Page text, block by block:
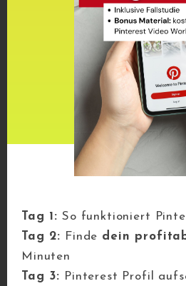
Da es bisher noch
bei den Idea Pins
hinzufügen, könnte
ersten Moment
dann überhaupt
Zum einen werden
Verlinkungen bis
anscheinend noch
anderen solltest du
Call to action, sprich
Pins einbringen.
Tag 1: So funktioniert
Tag 2: Finde dein
Minuten
Tag 3: Pinterest Profil